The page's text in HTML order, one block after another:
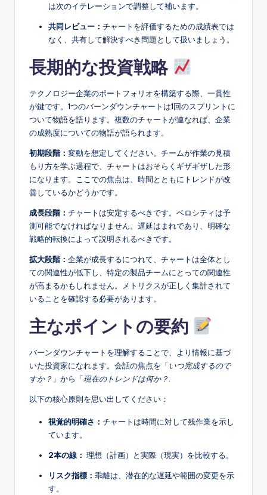
は次のイテレーションで調整して補います。
共同レビュー： チャートを評価するための成績表では
なく、共有して解決すべき問題として扱いましょう。
長期的な投資戦略
テクノロジー企業のポートフォリオを構築する際、一貫性
が鍵です。1つのバーンダウンチャートは1回のスプリントに
ついて物語を語ります。複数のチャートが連なれば、企業
の成熟度についての物語が語られます。
初期段階： 変動を想定してください。チームが作業の見積
もり方を学ぶ過程で、チャートはおそらくギザギザした形
になります。ここでの焦点は、時間とともにトレンドが改
善しているかどうかです。
成長段階： チャートは安定するべきです。ベロシティは予
測可能でなければなりません。遅延はまれであり、明確な
戦略的転換によって説明されるべきです。
拡大段階： 企業が成長するにつれて、チャートは全体とし
ての関連性が低下し、特定の製品チームにとっての関連性
が高まるかもしれません。メトリクスが正しく集計されて
いることを確認する必要があります。
主なポイントの要約
バーンダウンチャートを理解することで、より情報に基づ
いた投資家になれます。会話の焦点を「いつ完成するので
すか？ 」から「現在のトレンドは何か？
以下の核心原則を思い出してください：
視覚的明確さ： チャートは時間に対して残作業を示し
ています。
2本の線： 理想（計画）と実際（現実）を比較する。
リスク指標： 乖離は、潜在的な遅延や範囲の変更を示
す。